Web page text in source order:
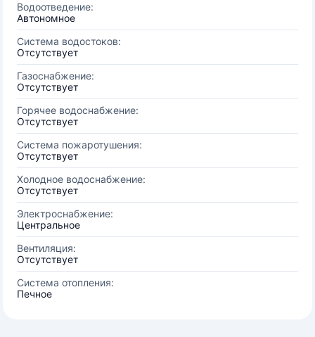
Водоотведение:
Автономное
Система водостоков:
Отсутствует
Газоснабжение:
Отсутствует
Горячее водоснабжение:
Отсутствует
Система пожаротушения:
Отсутствует
Холодное водоснабжение:
Отсутствует
Электроснабжение:
Центральное
Вентиляция:
Отсутствует
Система отопления:
Печное